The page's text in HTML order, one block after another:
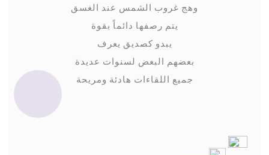
وهج غروب الشمس عند الغسق
يتم رصفها دائماً بقوة
يبدو كصديق يعرف
بعضهم البعض لسنوات عديدة
جميع اللقاءات هادئة ومريحة